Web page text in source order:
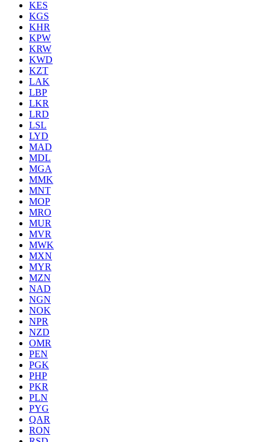
KES
KGS
KHR
KPW
KRW
KWD
KZT
LAK
LBP
LKR
LRD
LSL
LYD
MAD
MDL
MGA
MMK
MNT
MOP
MRO
MUR
MVR
MWK
MXN
MYR
MZN
NAD
NGN
NOK
NPR
NZD
OMR
PEN
PGK
PHP
PKR
PLN
PYG
QAR
RON